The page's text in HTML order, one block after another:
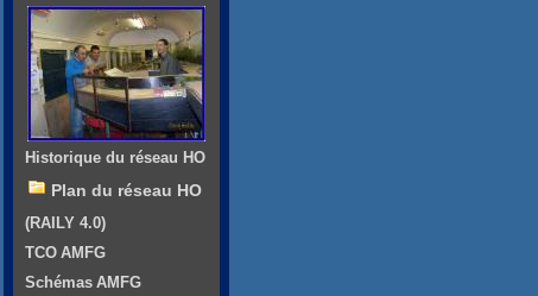
Historique du réseau HO
Plan du réseau HO
(RAILY 4.0)
TCO AMFG
Schémas AMFG